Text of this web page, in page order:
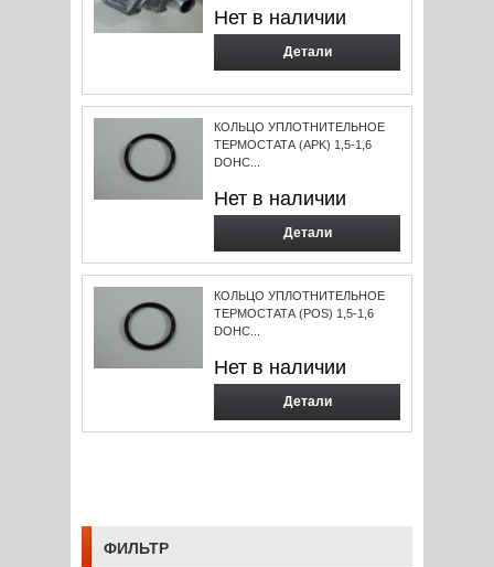
Нет в наличии
Детали
КОЛЬЦО УПЛОТНИТЕЛЬНОЕ
ТЕРМОСТАТА (APK) 1,5-1,6
DOHC...
Нет в наличии
Детали
КОЛЬЦО УПЛОТНИТЕЛЬНОЕ
ТЕРМОСТАТА (POS) 1,5-1,6
DOHC...
Нет в наличии
Детали
ФИЛЬТР